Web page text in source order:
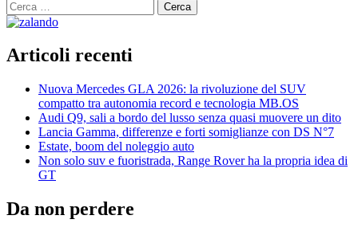
Ricerca
per:
Articoli recenti
Nuova Mercedes GLA 2026: la rivoluzione del SUV
compatto tra autonomia record e tecnologia MB.OS
Audi Q9, sali a bordo del lusso senza quasi muovere un dito
Lancia Gamma, differenze e forti somiglianze con DS N°7
Estate, boom del noleggio auto
Non solo suv e fuoristrada, Range Rover ha la propria idea di
GT
Da non perdere